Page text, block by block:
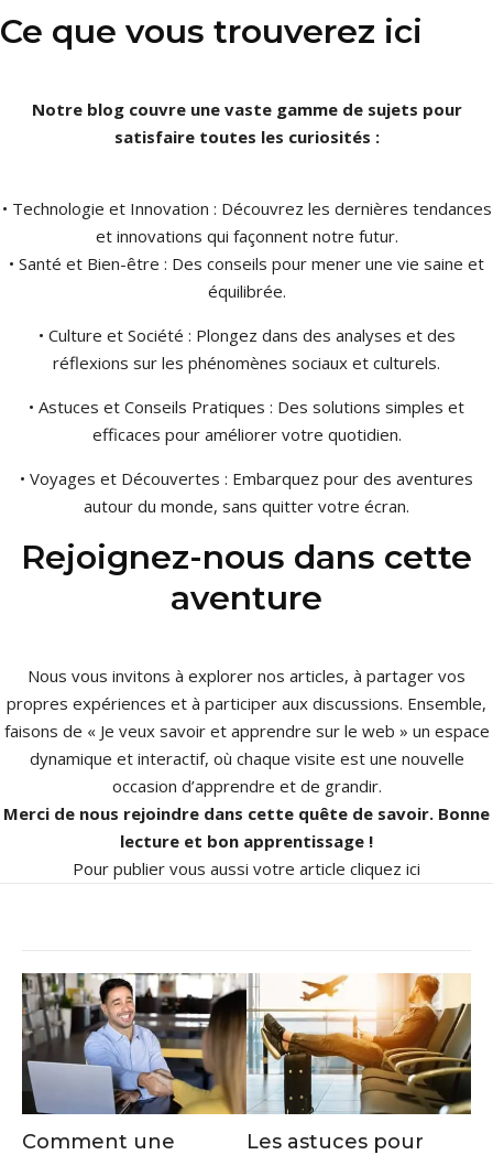
Ce que vous trouverez ici
Notre blog couvre une vaste gamme de sujets pour
satisfaire toutes les curiosités :
• Technologie et Innovation : Découvrez les dernières tendances
et innovations qui façonnent notre futur.
• Santé et Bien-être : Des conseils pour mener une vie saine et
équilibrée.
• Culture et Société : Plongez dans des analyses et des
réflexions sur les phénomènes sociaux et culturels.
• Astuces et Conseils Pratiques : Des solutions simples et
efficaces pour améliorer votre quotidien.
• Voyages et Découvertes : Embarquez pour des aventures
autour du monde, sans quitter votre écran.
Rejoignez-nous dans cette
aventure
Nous vous invitons à explorer nos articles, à partager vos
propres expériences et à participer aux discussions. Ensemble,
faisons de « Je veux savoir et apprendre sur le web » un espace
dynamique et interactif, où chaque visite est une nouvelle
occasion d’apprendre et de grandir.
Merci de nous rejoindre dans cette quête de savoir. Bonne
lecture et bon apprentissage !
Pour publier vous aussi votre article cliquez ici
Comment une
Les astuces pour